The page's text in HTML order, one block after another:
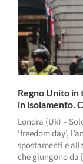
Regno Unito in
in isolamento.
Londra (Uk) –
‘freedom day’,
spostamenti e
che giungono da